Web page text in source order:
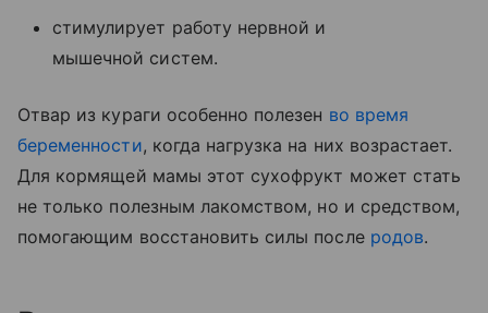
стимулирует работу нервной и
мышечной систем.
Отвар из кураги особенно полезен во время
беременности, когда нагрузка на них возрастает.
Для кормящей мамы этот сухофрукт может стать
не только полезным лакомством, но и средством,
помогающим восстановить силы после родов.